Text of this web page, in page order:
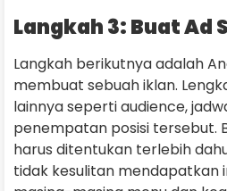
Langkah 3: Buat Ad
Langkah berikutnya adalah
membuat sebuah iklan.
lainnya seperti audience,
penempatan posisi tersebut.
harus ditentukan terlebih
tidak kesulitan mendapatkan